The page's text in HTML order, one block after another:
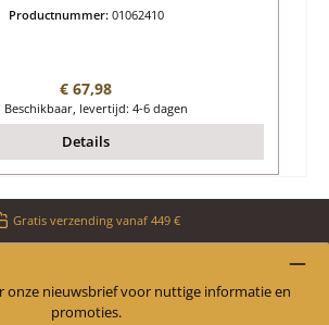
Productnummer: 01062410
Normale prijs:
€ 67,98
Beschikbaar, levertijd: 4-6 dagen
Details
Gratis verzending vanaf 449 €
onze nieuwsbrief voor nuttige informatie en
promoties.